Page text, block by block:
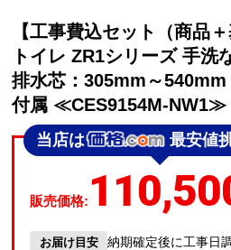
【工事費込セット（商品
トイレ ZR1シリーズ 手洗
排水芯：305mm～
付属 ≪CES9154M-NW1≫
当店は 最安値
販売価格:
お届け目安 納期確定後に工事日